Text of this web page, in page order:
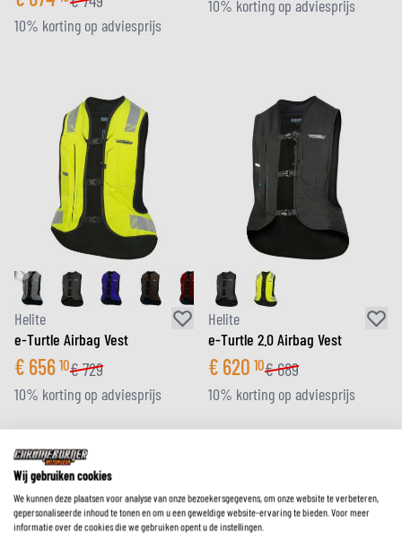
10% korting op adviesprijs
10% korting op adviesprijs
Helite
e-Turtle Airbag Vest
€ 656 10€729
10% korting op adviesprijs
Helite
e-Turtle 2.0 Airbag Vest
€ 620 10€689
10% korting op adviesprijs
Wij gebruiken cookies
We kunnen deze plaatsen voor analyse van onze bezoekersgegevens, om onze website te verbeteren,
gepersonaliseerde inhoud te tonen en om u een geweldige website-ervaring te bieden. Voor meer
informatie over de cookies die we gebruiken opent u de instellingen.